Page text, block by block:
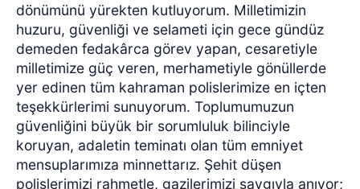
dönümünü yürekten kutluyorum. Milletimizin
huzuru, güvenliği ve selameti için gece gündüz
demeden fedakârca görev yapan, cesaretiyle
milletimize güç veren, merhametiyle gönüllerde
yer edinen tüm kahraman polislerimize en içten
teşekkürlerimi sunuyorum. Toplumumuzun
güvenliğini büyük bir sorumluluk bilinciyle
koruyan, adaletin teminatı olan tüm emniyet
mensuplarımıza minnettarız. Şehit düşen
polislerimizi rahmetle, gazilerimizi saygıyla anıyor;